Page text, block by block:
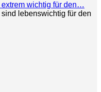
wichtig für den…
lebenswichtig für den